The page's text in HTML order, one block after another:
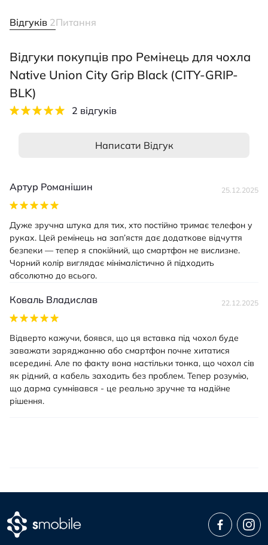
Відгуків 2Питання
Відгуки покупців про Ремінець для чохла
Native Union City Grip Black (CITY-GRIP-
BLK)
2 відгуків
Написати Відгук
Артур Романішин 25.12.2025
Дуже зручна штука для тих, хто постійно тримає телефон у
руках. Цей ремінець на зап’ястя дає додаткове відчуття
безпеки — тепер я спокійний, що смартфон не вислизне.
Чорний колір виглядає мінімалістично й підходить
абсолютно до всього.
Коваль Владислав 22.12.2025
Відверто кажучи, боявся, що ця вставка під чохол буде
заважати заряджанню або смартфон почне хитатися
всередині. Але по факту вона настільки тонка, що чохол сів
як рідний, а кабель заходить без проблем. Тепер розумію,
що дарма сумнівався - це реально зручне та надійне
рішення.